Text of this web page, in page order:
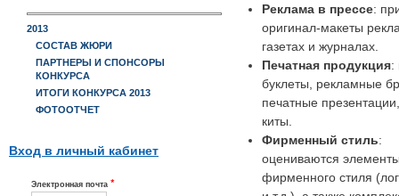
2013
СОСТАВ ЖЮРИ
ПАРТНЕРЫ И СПОНСОРЫ
КОНКУРСА
ИТОГИ КОНКУРСА 2013
ФОТООТЧЕТ
Вход в личный кабинет
Электронная почта *
Реклама в прессе:
оригинал-макеты
газетах и журналах.
Печатная продукция:
буклеты, рекламные
печатные
киты.
Фирменный стиль:
оцениваются
фирменного стиля